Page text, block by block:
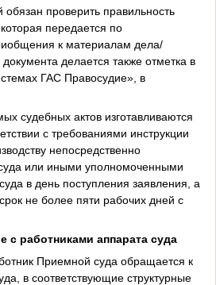
проверить правильность
передается по
к материалам дела/
делается также отметка в
ГАС Правосудие», в
судебных актов изготавливаются
с требованиями инструкции
непосредственно
или иными уполномоченными
в день поступления заявления, а
не более пяти рабочих дней с
с работниками аппарата суда
Приемной суда обращается к
в соответствующие структурные